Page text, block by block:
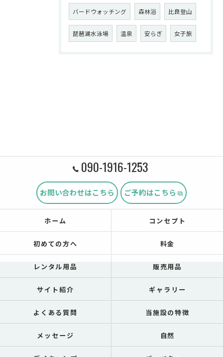
バードウォッチング 森林浴 比良登山
琵琶湖水泳場 温泉 安らぎ 女子旅
090-1916-1253
お問い合わせはこちら ご予約はこちら
ホーム コンセプト
初めての方へ 料金
レンタル用品 販売用品
サイト紹介 ギャラリー
よくある質問 当施設の特徴
メッセージ 自然